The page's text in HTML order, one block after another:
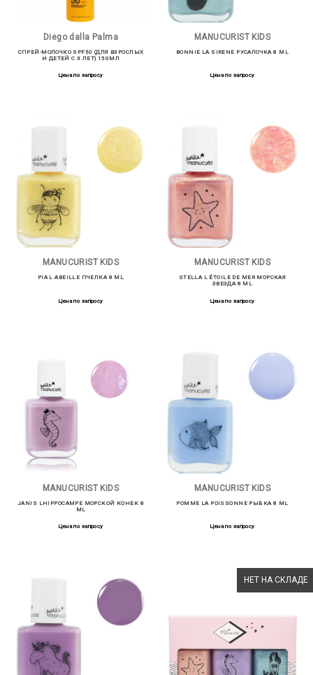
Diego dalla Palma
СПРЕЙ-МОЛОЧКО SPF50 (ДЛЯ ВЗРОСЛЫХ
И ДЕТЕЙ С 3 ЛЕТ) 150МЛ
Цена по запросу
MANUCURIST KIDS
BONNIE LA SIRENE РУСАЛОЧКА 8 ML
Цена по запросу
MANUCURIST KIDS
PIA L ABEILLE ПЧЕЛКА 8 ML
Цена по запросу
MANUCURIST KIDS
STELLA L ÉTOILE DE MER МОРСКАЯ
ЗВЕЗДА 8 ML
Цена по запросу
MANUCURIST KIDS
JANIS LHIPPOCAMPE МОРСКОЙ КОНЕК 8
ML
Цена по запросу
MANUCURIST KIDS
POMME LA POISSONNЕ РЫБКА 8 ML
Цена по запросу
НЕТ НА СКЛАДЕ